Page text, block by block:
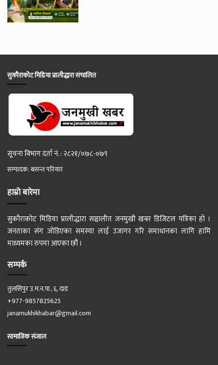
सुकौराकोट मिडिया प्रालीद्धारा संचालित
सूचना विभाग दर्ता नं. : २८२१/०७८-०७९
सम्पादक: बसन्त परियार
हाम्रो बारेमा
सुकौराकोट मिडिया प्रालीद्धारा सञ्चालीत जनमुखी खबर डिजिटल पत्रिका हो ।
जनताका संग जोडिएका समस्या लाई उजागर गरि समाधानका लागि हामि
माध्यमका रुपमा आएका छौं ।
सम्पर्क
तुलसिपुर उ.म.न.पा., ६, दाङ
+977-9857825625
janamukhikhabar@gmail.com
सामाजिक संजाल